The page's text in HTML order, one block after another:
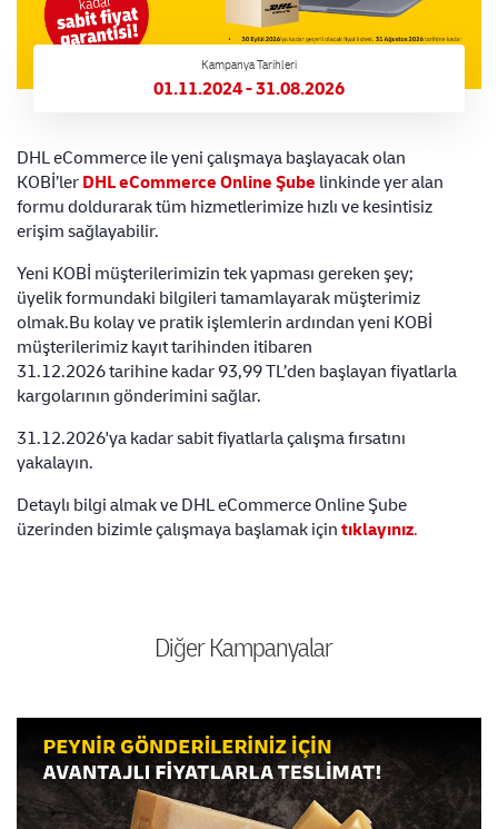
Kampanya Tarihleri
01.11.2024 - 31.08.2026
DHL eCommerce ile yeni çalışmaya başlayacak olan
KOBİ’ler DHL eCommerce Online Şube linkinde yer alan
formu doldurarak tüm hizmetlerimize hızlı ve kesintisiz
erişim sağlayabilir.
Yeni KOBİ müşterilerimizin tek yapması gereken şey;
üyelik formundaki bilgileri tamamlayarak müşterimiz
olmak.Bu kolay ve pratik işlemlerin ardından yeni KOBİ
müşterilerimiz kayıt tarihinden itibaren
31.12.2026 tarihine kadar 93,99 TL’den başlayan fiyatlarla
kargolarının gönderimini sağlar.
31.12.2026'ya kadar sabit fiyatlarla çalışma fırsatını
yakalayın.
Detaylı bilgi almak ve DHL eCommerce Online Şube
üzerinden bizimle çalışmaya başlamak için tıklayınız.
Diğer Kampanyalar